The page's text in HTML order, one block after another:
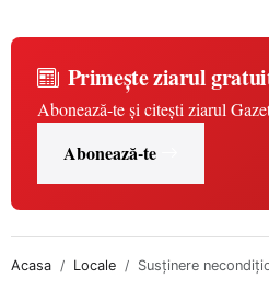
Primește ziarul
Abonează-te și citești ziarul
Abonează-te
Acasa Locale Susţinere